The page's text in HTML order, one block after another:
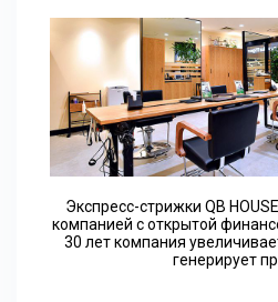
Экспресс-стрижки QB
компанией с открытой
30 лет компания
генерирует